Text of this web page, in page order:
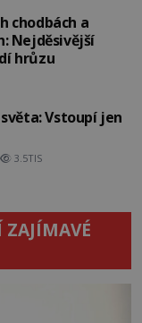
chodbách a
Nejděsivější
hrůzu
jen
3.5TIS
ZAJÍMAVÉ